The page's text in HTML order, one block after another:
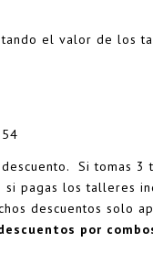
el valor de los
Si tomas
pagas los talleres
descuentos solo
por